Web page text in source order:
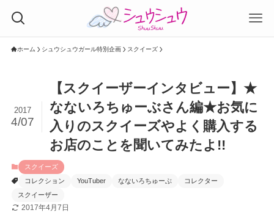
ホーム シュウシュウガール特別企画 スクイーズ
【スクイーザーインタビュー】★
なないろちゅーぶさん編★お気に
入りのスクイーズやよく購入する
お店のことを聞いてみたよ!!
2017
4/07
スクイーズ
コレクション
YouTuber なないろちゅーぶ
コレクター
スクイーザー
2017年4月7日